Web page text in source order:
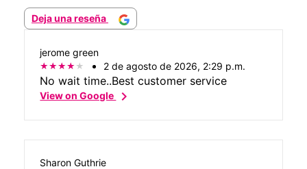
Deja una reseña
jerome green
2 de agosto de 2026, 2:29 p.m.
No wait time..Best customer service
View on Googlechevron_right
Sharon Guthrie